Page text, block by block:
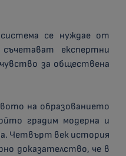
се нуждае от
експертни
за обществена
на образованието
градим модерна и
Четвърт век история
доказателство, че в